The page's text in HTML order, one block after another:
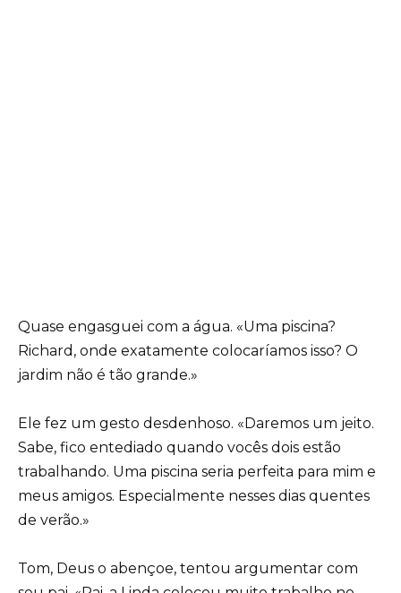
Quase engasguei com a água. «Uma piscina?
Richard, onde exatamente colocaríamos isso? O
jardim não é tão grande.»
Ele fez um gesto desdenhoso. «Daremos um jeito.
Sabe, fico entediado quando vocês dois estão
trabalhando. Uma piscina seria perfeita para mim e
meus amigos. Especialmente nesses dias quentes
de verão.»
Tom, Deus o abençoe, tentou argumentar com